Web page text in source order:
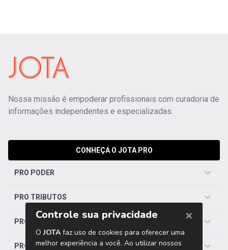
Nossa missão é empoderar profissionais com curadoria de
informações independentes e especializadas.
CONHEÇA O JOTA PRO
PRO PODER
PRO TRIBUTOS
PRO TRABALHISTA
PRO SAÚDE